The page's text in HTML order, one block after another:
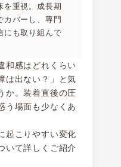
を重視。成長期
カバーし、専門
にも取り組んで
和感はどれくらい
は出ない？」と気
か。装着直後の圧
う場面も少なくあ
起こりやすい変化
いて詳しくご紹介